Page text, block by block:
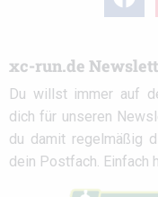
xc-run.de
Du willst immer auf
dich für unseren
du damit regelmäßig
dein Postfach. Einfach